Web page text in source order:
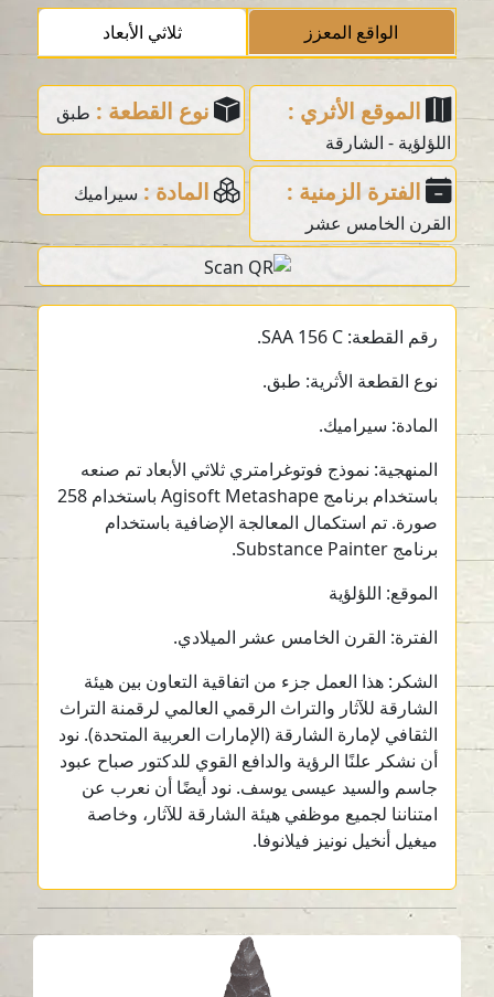
الواقع المعزز ثلاثي الأبعاد
الموقع الأثري :
اللؤلؤية - الشارقة
نوع القطعة : طبق
الفترة الزمنية :
القرن الخامس عشر
المادة : سيراميك
رقم القطعة: SAA 156 C.
نوع القطعة الأثرية: طبق.
المادة: سيراميك.
المنهجية: نموذج فوتوغرامتري ثلاثي الأبعاد تم صنعه
باستخدام برنامج Agisoft Metashape باستخدام 258
صورة. تم استكمال المعالجة الإضافية باستخدام
برنامج Substance Painter.
الموقع: اللؤلؤية
الفترة: القرن الخامس عشر الميلادي.
الشكر: هذا العمل جزء من اتفاقية التعاون بين هيئة
الشارقة للآثار والتراث الرقمي العالمي لرقمنة التراث
الثقافي لإمارة الشارقة (الإمارات العربية المتحدة). نود
أن نشكر علنًا الرؤية والدافع القوي للدكتور صباح عبود
جاسم والسيد عيسى يوسف. نود أيضًا أن نعرب عن
امتناننا لجميع موظفي هيئة الشارقة للآثار، وخاصة
ميغيل أنخيل نونيز فيلانوفا.